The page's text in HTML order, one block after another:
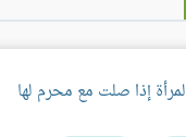
إذا صلت مع محرم لها